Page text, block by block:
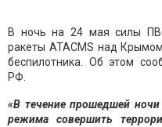
В ночь на 24 мая силы
ракеты ATACMS над
беспилотника. Об этом
РФ.
«В течение прошедшей
режима совершить